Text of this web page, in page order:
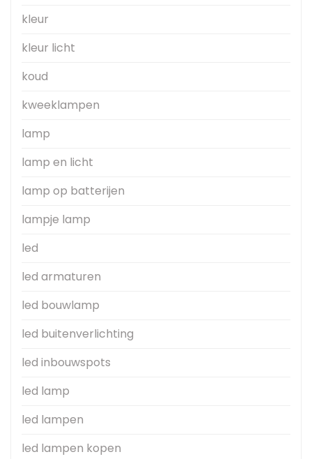
kleur
kleur licht
koud
kweeklampen
lamp
lamp en licht
lamp op batterijen
lampje lamp
led
led armaturen
led bouwlamp
led buitenverlichting
led inbouwspots
led lamp
led lampen
led lampen kopen